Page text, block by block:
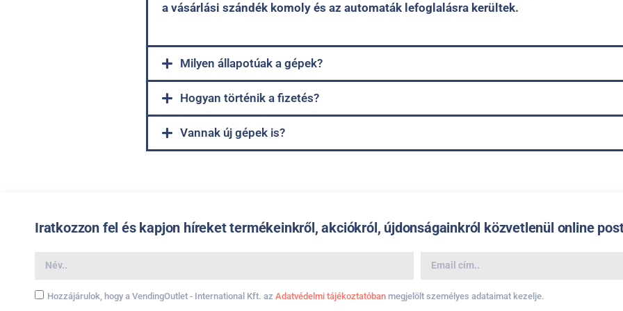
a vásárlási szándék komoly és az automaták lefoglalásra kerültek.
Milyen állapotúak a gépek?
Hogyan történik a fizetés?
Vannak új gépek is?
Iratkozzon fel és kapjon híreket termékeinkről, akciókról, újdonságainkról közvetlenül online
Hozzájárulok, hogy a VendingOutlet - International Kft. az Adatvédelmi tájékoztatóban megjelölt személyes adataimat kezelje.